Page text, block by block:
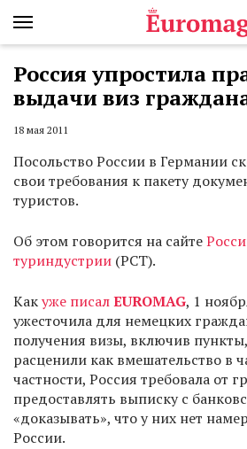
Россия упростила
выдачи виз
18 мая 2011
Посольство России в Германии
свои требования к пакету
туристов.
Об этом говорится на сайте
туриндустрии (РСТ).
Какуже писалEUROMAG, 1
ужесточила для немецких
получения визы, включив
расценили как вмешательство в
частности, Россия требовала от
предоставлять выписку с
«доказывать», что у них нет
России.